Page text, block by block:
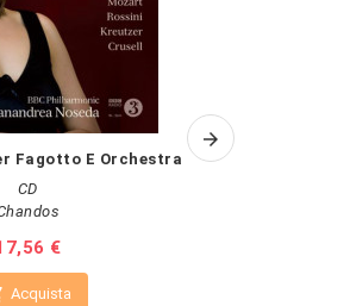
Fagotto E Orchestra
CD
€
Acquista
PETTERSSON: